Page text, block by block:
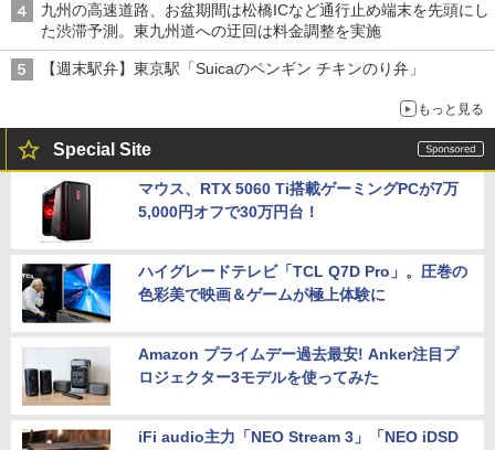
九州の高速道路、お盆期間は松橋ICなど通行止め端末を先頭にし
た渋滞予測。東九州道への迂回は料金調整を実施
【週末駅弁】東京駅「Suicaのペンギン チキンのり弁」
もっと見る
Special Site
マウス、RTX 5060 Ti搭載ゲーミングPCが7万
5,000円オフで30万円台！
ハイグレードテレビ「TCL Q7D Pro」。圧巻の
色彩美で映画＆ゲームが極上体験に
Amazon プライムデー過去最安! Anker注目プ
ロジェクター3モデルを使ってみた
iFi audio主力「NEO Stream 3」「NEO iDSD